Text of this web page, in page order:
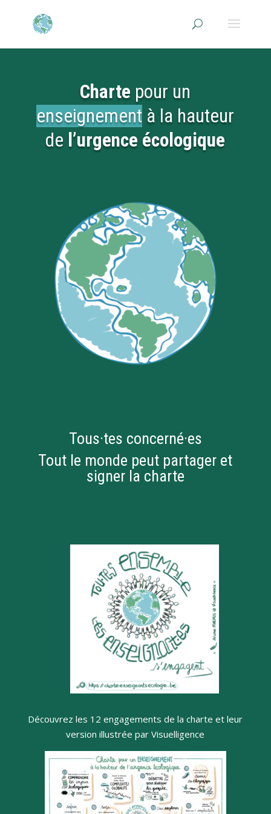
Charte pour un
enseignement à la hauteur
de l’urgence écologique
Tous·tes concerné·es
Tout le monde peut partager et
signer la charte
Découvrez les 12 engagements de la charte et leur
version illustrée par Visuelligence